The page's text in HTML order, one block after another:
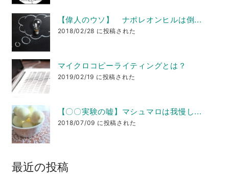
【偉人のウソ】 ナポレオンヒルは倒...
2018/02/28 に投稿された
マイクロコピーライティングとは？
2019/02/19 に投稿された
【〇〇実験の嘘】マシュマロは我慢し...
2018/07/09 に投稿された
最近の投稿